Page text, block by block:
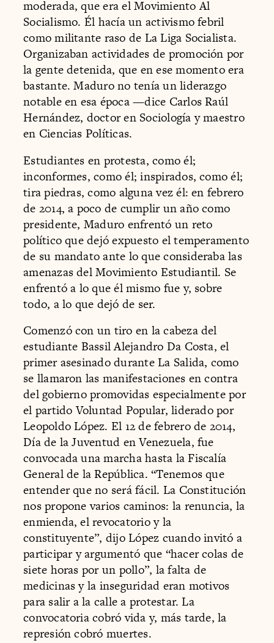
moderada, que era el Movimiento Al
Socialismo. Él hacía un activismo febril
como militante raso de La Liga Socialista.
Organizaban actividades de promoción por
la gente detenida, que en ese momento era
bastante. Maduro no tenía un liderazgo
notable en esa época —dice Carlos Raúl
Hernández, doctor en Sociología y maestro
en Ciencias Políticas.
Estudiantes en protesta, como él;
inconformes, como él; inspirados, como él;
tira piedras, como alguna vez él: en febrero
de 2014, a poco de cumplir un año como
presidente, Maduro enfrentó un reto
político que dejó expuesto el temperamento
de su mandato ante lo que consideraba las
amenazas del Movimiento Estudiantil. Se
enfrentó a lo que él mismo fue y, sobre
todo, a lo que dejó de ser.
Comenzó con un tiro en la cabeza del
estudiante Bassil Alejandro Da Costa, el
primer asesinado durante La Salida, como
se llamaron las manifestaciones en contra
del gobierno promovidas especialmente por
el partido Voluntad Popular, liderado por
Leopoldo López. El 12 de febrero de 2014,
Día de la Juventud en Venezuela, fue
convocada una marcha hasta la Fiscalía
General de la República. “Tenemos que
entender que no será fácil. La Constitución
nos propone varios caminos: la renuncia, la
enmienda, el revocatorio y la
constituyente”, dijo López cuando invitó a
participar y argumentó que “hacer colas de
siete horas por un pollo”, la falta de
medicinas y la inseguridad eran motivos
para salir a la calle a protestar. La
convocatoria cobró vida y, más tarde, la
represión cobró muertes.